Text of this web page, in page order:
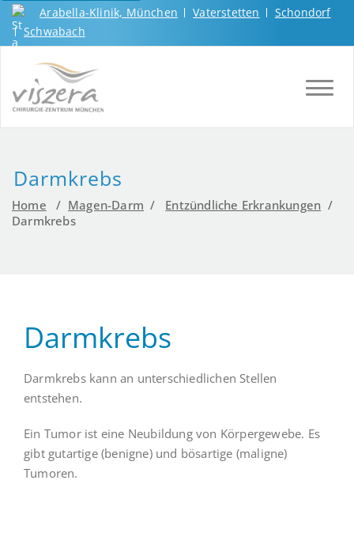
Arabella-Klinik, München Vaterstetten
Schondorf
Schwabach
Darmkrebs
Home / Magen-Darm / Entzündliche Erkrankungen /
Darmkrebs
Darmkrebs
Darmkrebs kann an unterschiedlichen Stellen
entstehen.
Ein Tumor ist eine Neubildung von Körpergewebe. Es
gibt gutartige (benigne) und bösartige (maligne)
Tumoren.